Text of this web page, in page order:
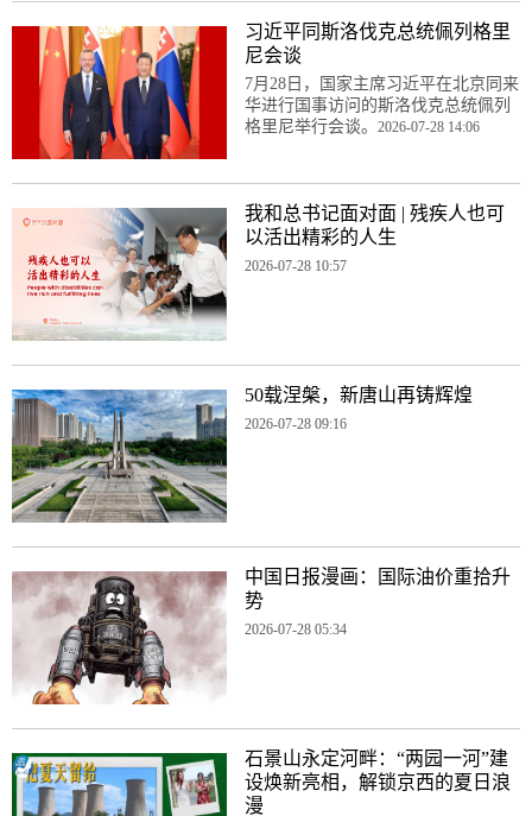
习近平同斯洛伐克总统佩列格里
尼会谈
7月28日，国家主席习近平在北京同来
华进行国事访问的斯洛伐克总统佩列
格里尼举行会谈。 2026-07-28 14:06
我和总书记面对面 | 残疾人也可
以活出精彩的人生
2026-07-28 10:57
50载涅槃，新唐山再铸辉煌
2026-07-28 09:16
中国日报漫画：国际油价重拾升
势
2026-07-28 05:34
石景山永定河畔：“两园一河”建
设焕新亮相，解锁京西的夏日浪
漫